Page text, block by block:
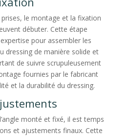
le montage et la fixation
débuter. Cette étape
pour assembler les
dressing de manière solide et
de suivre scrupuleusement
fournies par le fabricant
et la durabilité du dressing.
monté et fixé, il est temps
et ajustements finaux. Cette